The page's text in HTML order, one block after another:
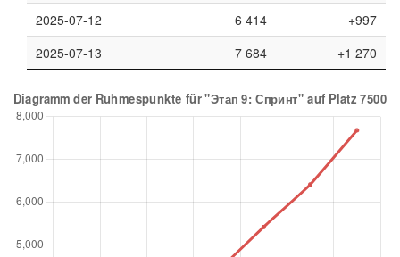
2025-07-12
6 414
+997
2025-07-13
7 684 +1 270